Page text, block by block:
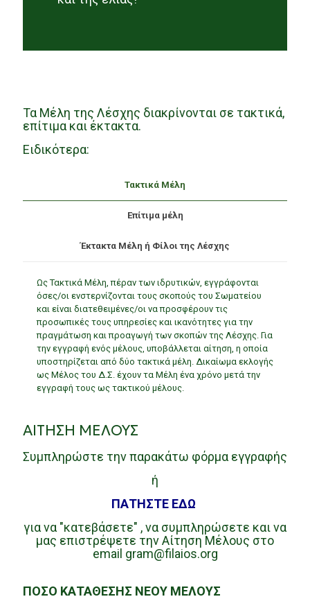
Τα Μέλη της Λέσχης διακρίνονται σε τακτικά,
επίτιμα και έκτακτα.
Ειδικότερα:
Τακτικά Μέλη
Επίτιμα μέλη
Έκτακτα Μέλη ή Φίλοι της Λέσχης
Ως Τακτικά Μέλη, πέραν των ιδρυτικών, εγγράφονται
όσες/οι ενστερνίζονται τους σκοπούς του Σωματείου
και είναι διατεθειμένες/οι να προσφέρουν τις
προσωπικές τους υπηρεσίες και ικανότητες για την
πραγμάτωση και προαγωγή των σκοπών της Λέσχης. Για
την εγγραφή ενός μέλους, υποβάλλεται αίτηση, η οποία
υποστηρίζεται από δύο τακτικά μέλη. Δικαίωμα εκλογής
ως Μέλος του Δ.Σ. έχουν τα Μέλη ένα χρόνο μετά την
εγγραφή τους ως τακτικού μέλους.
ΑΙΤΗΣΗ ΜΕΛΟΥΣ
Συμπληρώστε την παρακάτω φόρμα εγγραφής
ή
ΠΑΤΗΣΤΕ ΕΔΩ
για να "κατεβάσετε" , να συμπληρώσετε και να
μας επιστρέψετε την Αίτηση Μέλους στο
email gram@filaios.org
ΠΟΣΟ ΚΑΤΑΘΕΣΗΣ ΝΕΟΥ ΜΕΛΟΥΣ